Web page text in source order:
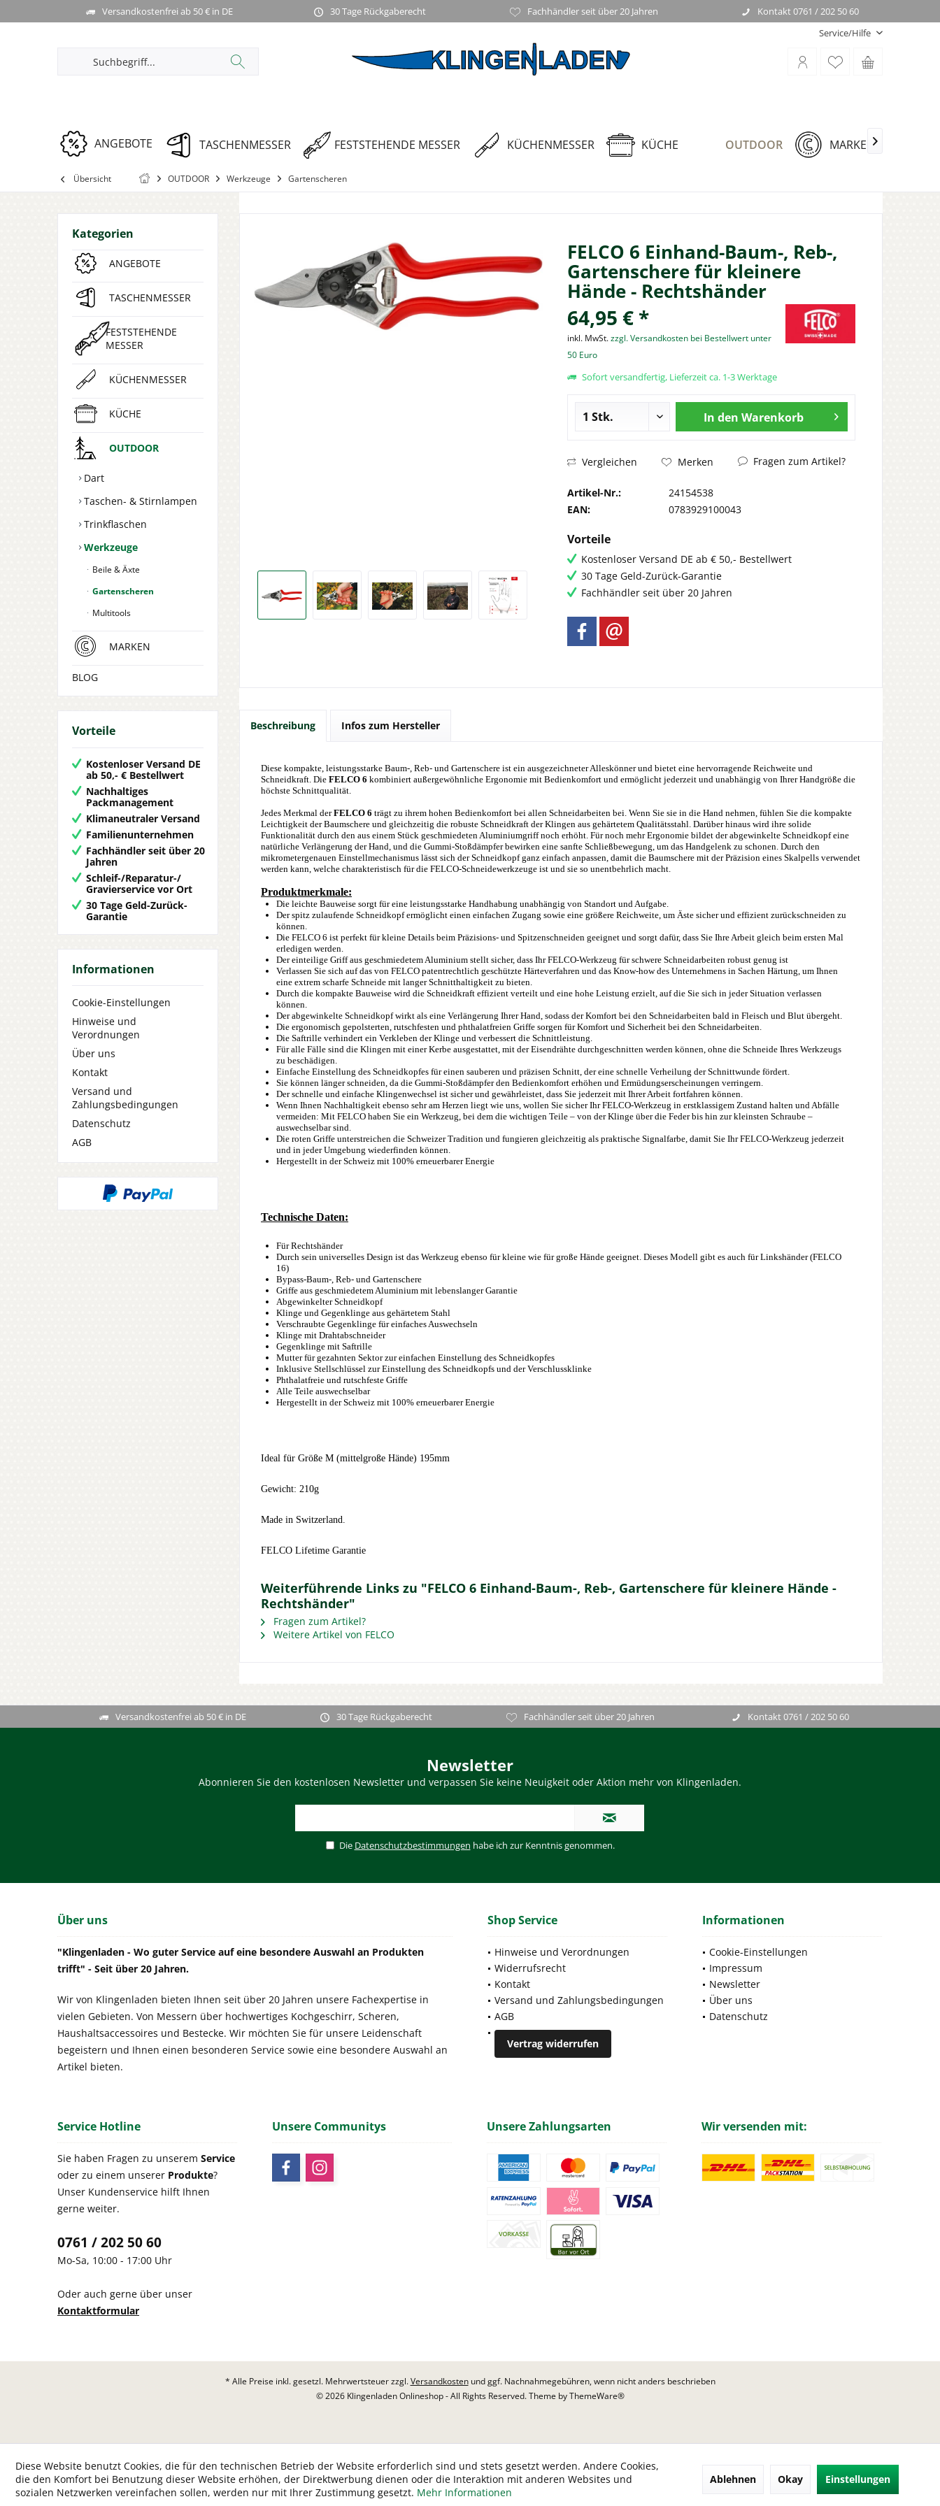
Versandkostenfrei ab 50 € in DE 30 Tage Rückgaberecht Fachhändler seit über 20 Jahren
Kontakt 0761 / 202 50 60
Service/Hilfe
ANGEBOTE TASCHENMESSER FESTSTEHENDE MESSER KÜCHENMESSER KÜCHE OUTDOOR MARKEN
Übersicht OUTDOOR Werkzeuge Gartenscheren
Kategorien
ANGEBOTE
TASCHENMESSER
FESTSTEHENDE
MESSER
KÜCHENMESSER
KÜCHE
OUTDOOR
Dart
Taschen- & Stirnlampen
Trinkflaschen
Werkzeuge
Beile & Äxte
Gartenscheren
Multitools
MARKEN
BLOG
Vorteile
Kostenloser Versand DE
ab 50,- € Bestellwert
Nachhaltiges
Packmanagement
Klimaneutraler Versand
Familienunternehmen
Fachhändler seit über 20
Jahren
Schleif-/Reparatur-/
Gravierservice vor Ort
30 Tage Geld-Zurück-
Garantie
Informationen
Cookie-Einstellungen
Hinweise und
Verordnungen
Über uns
Kontakt
Versand und
Zahlungsbedingungen
Datenschutz
AGB
FELCO 6 Einhand-Baum-, Reb-,
Gartenschere für kleinere
Hände - Rechtshänder
64,95 € *
inkl. MwSt.zzgl. Versandkosten bei Bestellwert unter
50 Euro
Sofort versandfertig, Lieferzeit ca. 1-3 Werktage
In den Warenkorb
Vergleichen Merken Fragen zum Artikel?
Artikel-Nr.:
24154538
EAN:
0783929100043
Vorteile
Kostenloser Versand DE ab € 50,- Bestellwert
30 Tage Geld-Zurück-Garantie
Fachhändler seit über 20 Jahren
Beschreibung Infos zum Hersteller
Diese kompakte, leistungsstarke Baum-, Reb- und Gartenschere ist ein ausgezeichneter Alleskönner und bietet eine hervorragende Reichweite und
Schneidkraft. Die FELCO 6 kombiniert außergewöhnliche Ergonomie mit Bedienkomfort und ermöglicht jederzeit und unabhängig von Ihrer Handgröße die
höchste Schnittqualität.
Jedes Merkmal derFELCO 6 trägt zu ihrem hohen Bedienkomfort bei allen Schneidarbeiten bei. Wenn Sie sie in die Hand nehmen, fühlen Sie die kompakte
Leichtigkeit der Baumschere und gleichzeitig die robuste Schneidkraft der Klingen aus gehärtetem Qualitätsstahl. Darüber hinaus wird ihre solide
Funktionalität durch den aus einem Stück geschmiedeten Aluminiumgriff noch erhöht. Für noch mehr Ergonomie bildet der abgewinkelte Schneidkopf eine
natürliche Verlängerung der Hand, und die Gummi-Stoßdämpfer bewirken eine sanfte Schließbewegung, um das Handgelenk zu schonen. Durch den
mikrometergenauen Einstellmechanismus lässt sich der Schneidkopf ganz einfach anpassen, damit die Baumschere mit der Präzision eines Skalpells verwendet
werden kann, welche charakteristisch für die FELCO-Schneidewerkzeuge ist und sie so unentbehrlich macht.
Produktmerkmale:
Die leichte Bauweise sorgt für eine leistungsstarke Handhabung unabhängig von Standort und Aufgabe.
Der spitz zulaufende Schneidkopf ermöglicht einen einfachen Zugang sowie eine größere Reichweite, um Äste sicher und effizient zurückschneiden zu
können.
Die FELCO 6 ist perfekt für kleine Details beim Präzisions- und Spitzenschneiden geeignet und sorgt dafür, dass Sie Ihre Arbeit gleich beim ersten Mal
erledigen werden.
Der einteilige Griff aus geschmiedetem Aluminium stellt sicher, dass Ihr FELCO-Werkzeug für schwere Schneidarbeiten robust genug ist
Verlassen Sie sich auf das von FELCO patentrechtlich geschützte Härteverfahren und das Know-how des Unternehmens in Sachen Härtung, um Ihnen
eine extrem scharfe Schneide mit langer Schnitthaltigkeit zu bieten.
Durch die kompakte Bauweise wird die Schneidkraft effizient verteilt und eine hohe Leistung erzielt, auf die Sie sich in jeder Situation verlassen
können.
Der abgewinkelte Schneidkopf wirkt als eine Verlängerung Ihrer Hand, sodass der Komfort bei den Schneidarbeiten bald in Fleisch und Blut übergeht.
Die ergonomisch gepolsterten, rutschfesten und phthalatfreien Griffe sorgen für Komfort und Sicherheit bei den Schneidarbeiten.
Die Saftrille verhindert ein Verkleben der Klinge und verbessert die Schnittleistung.
Für alle Fälle sind die Klingen mit einer Kerbe ausgestattet, mit der Eisendrähte durchgeschnitten werden können, ohne die Schneide Ihres Werkzeugs
zu beschädigen.
Einfache Einstellung des Schneidkopfes für einen sauberen und präzisen Schnitt, der eine schnelle Verheilung der Schnittwunde fördert.
Sie können länger schneiden, da die Gummi-Stoßdämpfer den Bedienkomfort erhöhen und Ermüdungserscheinungen verringern.
Der schnelle und einfache Klingenwechsel ist sicher und gewährleistet, dass Sie jederzeit mit Ihrer Arbeit fortfahren können.
Wenn Ihnen Nachhaltigkeit ebenso sehr am Herzen liegt wie uns, wollen Sie sicher Ihr FELCO-Werkzeug in erstklassigem Zustand halten und Abfälle
vermeiden: Mit FELCO haben Sie ein Werkzeug, bei dem die wichtigen Teile – von der Klinge über die Feder bis hin zur kleinsten Schraube –
auswechselbar sind.
Die roten Griffe unterstreichen die Schweizer Tradition und fungieren gleichzeitig als praktische Signalfarbe, damit Sie Ihr FELCO-Werkzeug jederzeit
und in jeder Umgebung wiederfinden können.
Hergestellt in der Schweiz mit 100% erneuerbarer Energie
Technische Daten:
Für Rechtshänder
Durch sein universelles Design ist das Werkzeug ebenso für kleine wie für große Hände geeignet. Dieses Modell gibt es auch für Linkshänder (FELCO
16)
Bypass-Baum-, Reb- und Gartenschere
Griffe aus geschmiedetem Aluminium mit lebenslanger Garantie
Abgewinkelter Schneidkopf
Klinge und Gegenklinge aus gehärtetem Stahl
Verschraubte Gegenklinge für einfaches Auswechseln
Klinge mit Drahtabschneider
Gegenklinge mit Saftrille
Mutter für gezahnten Sektor zur einfachen Einstellung des Schneidkopfes
Inklusive Stellschlüssel zur Einstellung des Schneidkopfs und der Verschlussklinke
Phthalatfreie und rutschfeste Griffe
Alle Teile auswechselbar
Hergestellt in der Schweiz mit 100% erneuerbarer Energie
Ideal für Größe M (mittelgroße Hände) 195mm
Gewicht: 210g
Made in Switzerland.
FELCO Lifetime Garantie
Weiterführende Links zu "FELCO 6 Einhand-Baum-, Reb-, Gartenschere für kleinere Hände -
Rechtshänder"
Fragen zum Artikel?
Weitere Artikel von FELCO
Versandkostenfrei ab 50 € in DE 30 Tage Rückgaberecht Fachhändler seit über 20 Jahren Kontakt 0761 / 202 50 60
Newsletter
Abonnieren Sie den kostenlosen Newsletter und verpassen Sie keine Neuigkeit oder Aktion mehr von Klingenladen.
Die Datenschutzbestimmungen habe ich zur Kenntnis genommen.
Über uns
"Klingenladen - Wo guter Service auf eine besondere Auswahl an Produkten
trifft" - Seit über 20 Jahren.
Wir von Klingenladen bieten Ihnen seit über 20 Jahren unsere Fachexpertise in
vielen Gebieten. Von Messern über hochwertiges Kochgeschirr, Scheren,
Haushaltsaccessoires und Bestecke. Wir möchten Sie für unsere Leidenschaft
begeistern und Ihnen einen besonderen Service sowie eine besondere Auswahl an
Artikel bieten.
Shop Service
Hinweise und Verordnungen
Widerrufsrecht
Kontakt
Versand und Zahlungsbedingungen
AGB
Vertrag widerrufen
Informationen
Cookie-Einstellungen
Impressum
Newsletter
Über uns
Datenschutz
Service Hotline
Sie haben Fragen zu unserem Service
oder zu einem unserer Produkte?
Unser Kundenservice hilft Ihnen
gerne weiter.
0761 / 202 50 60
Mo-Sa, 10:00 - 17:00 Uhr
Oder auch gerne über unser
Kontaktformular
Unsere Communitys Unsere Zahlungsarten Wir versenden mit:
* Alle Preise inkl. gesetzl. Mehrwertsteuer zzgl.Versandkostenund ggf. Nachnahmegebühren, wenn nicht anders beschrieben
© 2026 Klingenladen Onlineshop - All Rights Reserved. Theme byThemeWare®
Diese Website benutzt Cookies, die für den technischen Betrieb der Website erforderlich sind und stets gesetzt werden. Andere Cookies,
die den Komfort bei Benutzung dieser Website erhöhen, der Direktwerbung dienen oder die Interaktion mit anderen Websites und
sozialen Netzwerken vereinfachen sollen, werden nur mit Ihrer Zustimmung gesetzt. Mehr Informationen
Ablehnen Okay Einstellungen